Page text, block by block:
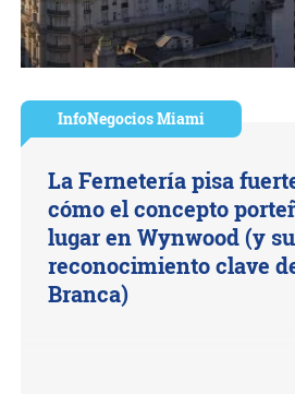
InfoNegocios Miami
La Fernetería pisa
cómo el concepto
lugar en Wynwood (y
reconocimiento clave
Branca)